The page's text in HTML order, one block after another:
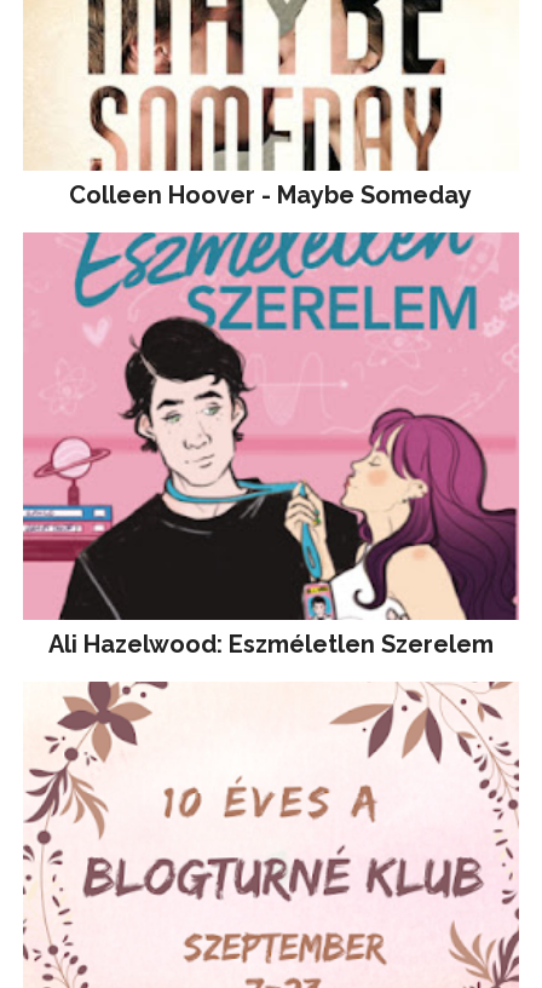
Colleen Hoover - Maybe Someday
Ali Hazelwood: Eszméletlen Szerelem